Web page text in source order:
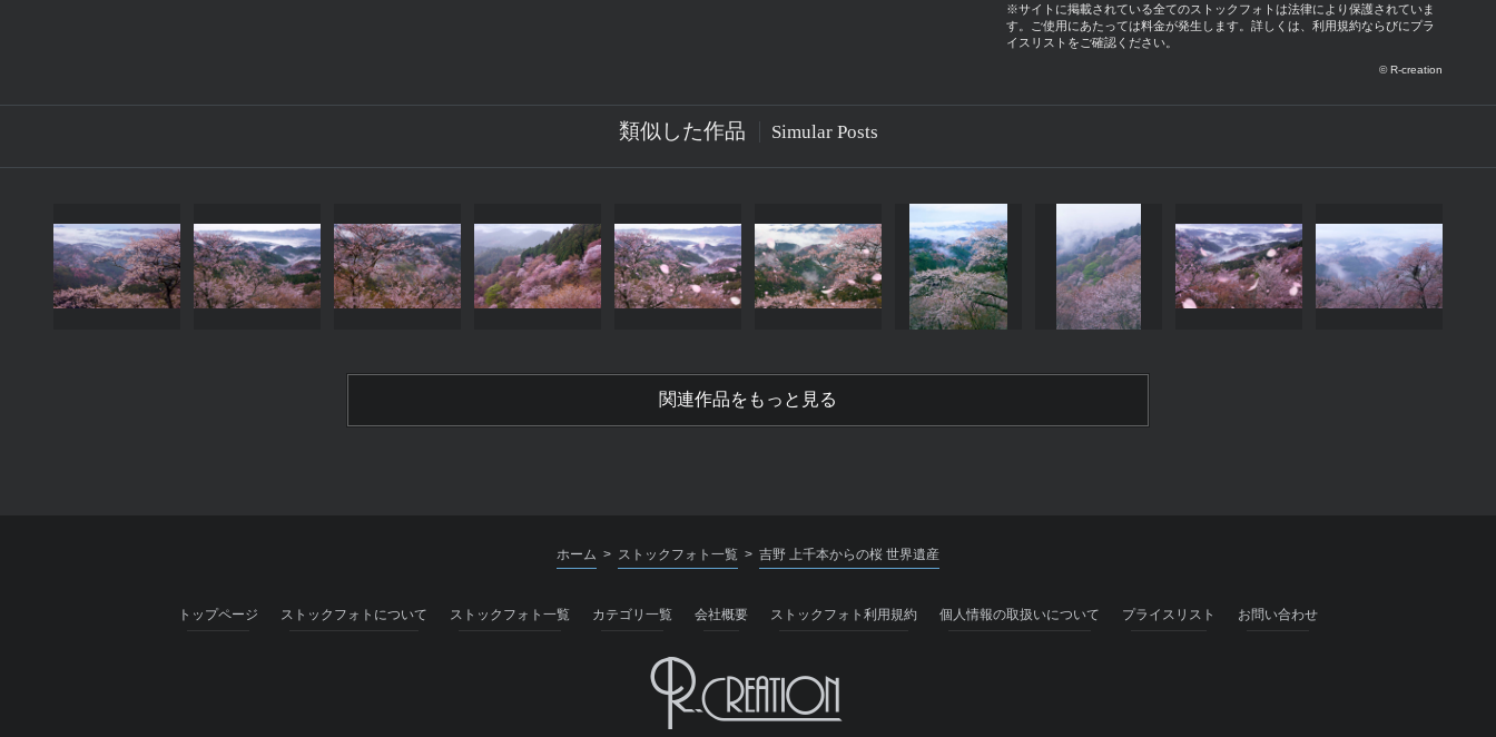
※サイトに掲載されている全てのストックフォトは法律により保護されていま
す。ご使用にあたっては料金が発生します。詳しくは、利用規約ならびにプラ
イスリストをご確認ください。
© R-creation
類似した作品 Simular Posts
関連作品をもっと見る
ホーム > ストックフォト一覧 > 吉野 上千本からの桜 世界遺産
トップページ ストックフォトについて ストックフォト一覧 カテゴリ一覧 会社概要 ストックフォト利用規約 個人情報の取扱いについて プライスリスト お問い合わせ